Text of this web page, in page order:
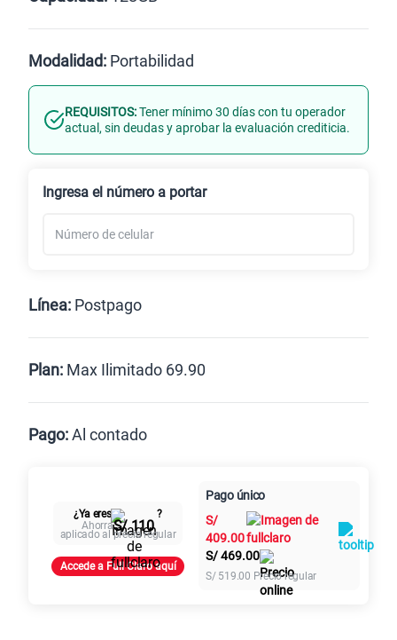
Negro
128GB
Modalidad: Portabilidad
Línea Nueva Portabilidad
REQUISITOS:Tener mínimo 30 días con tu operador
actual, sin deudas y aprobar la evaluación crediticia.
Ingresa el número a portar
Línea: Postpago
Postpago
Plan: Max Ilimitado 69.90
Paga solo
125GBen alta velocidad
79.90
Pago:Al contado
Cuotas Claro
intereses
¿Ya eres
?
AhorraS/ 110
aplicado al precio regular
Accede a Full Claro aquí
Pago único
S/
409.00
S/469.00
S/ 519.00 Precio regular